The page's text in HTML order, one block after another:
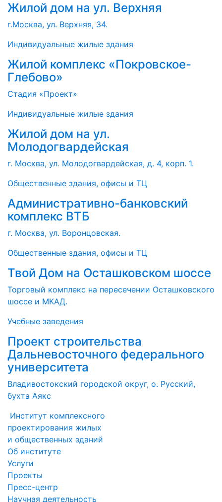
Жилой дом на ул. Верхняя
г.Москва, ул. Верхняя, 34.
Индивидуальные жилые здания
Жилой комплекс «Покровское-
Глебово»
Стадия «Проект»
Индивидуальные жилые здания
Жилой дом на ул.
Молодогвардейская
г. Москва, ул. Молодогвардейская, д. 4, корп. 1.
Общественные здания, офисы и ТЦ
Административно-банковский
комплекс ВТБ
г. Москва, ул. Воронцовская.
Общественные здания, офисы и ТЦ
Твой Дом на Осташковском шоссе
Торговый комплекс на пересечении Осташковского
шоссе и МКАД.
Учебные заведения
Проект строительства
Дальневосточного федерального
университета
Владивостокский городской округ, о. Русский,
бухта Аякс
Институт комплексного
проектирования жилых
и общественных зданий
Об институте
Услуги
Проекты
Пресс-центр
Научная деятельность